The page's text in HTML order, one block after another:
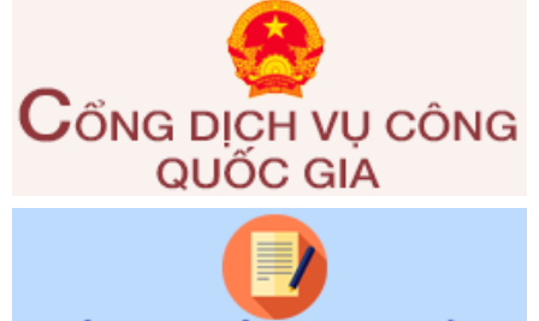
Tên: V/v công bố danh mục thủ tục hành chính được sửa
đổi, bổ sung và phê duyệt quy trình nội bộ, quy trình điện tử
giải quyết thủ tục hành chính trong lĩnh vực Luật sư thuộc
phạm vi chức năng quản lý của Sở Tư pháp
Ngày ban hành: 01/06/2026
351/2025/NĐ-CP
Tên: Nghị định số 351/2025/NĐ-CP của Chính phủ: Quy
định chuẩn nghèo đa chiều quốc gia giai đoạn 2026 - 2030
Ngày ban hành: 29/12/2026
3014/QĐ-UBND
Tên: Quyết định về việc công bố danh mục thủ tục hành